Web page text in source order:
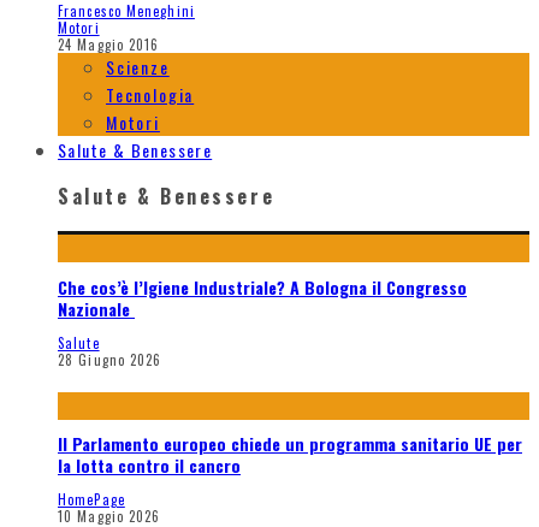
Francesco Meneghini
Motori
24 Maggio 2016
Scienze
Tecnologia
Motori
Salute & Benessere
Salute & Benessere
Che cos’è l’Igiene Industriale? A Bologna il Congresso
Nazionale
Salute
28 Giugno 2026
Il Parlamento europeo chiede un programma sanitario UE per
la lotta contro il cancro
HomePage
10 Maggio 2026